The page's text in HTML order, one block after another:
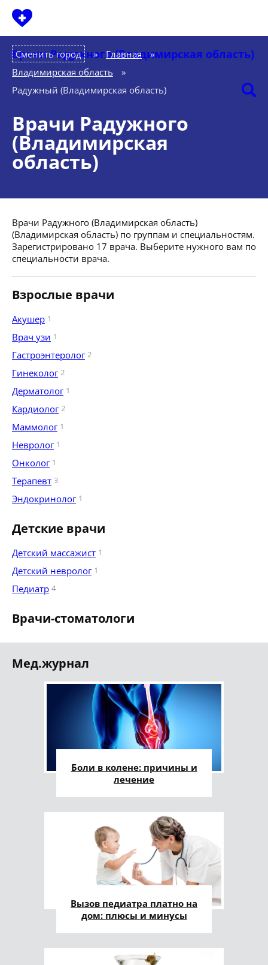
Врачи Радужного (Владимирская область)
Сменить город Главная
»
Владимирская область
»
Радужный (Владимирская область)
Врачи Радужного
(Владимирская
область)
Врачи Радужного (Владимирская область)
(Владимирская область) по группам и специальностям.
Зарегистрировано 17 врача. Выберите нужного вам по
специальности врача.
Взрослые врачи
Акушер 1
Врач узи 1
Гастроэнтеролог 2
Гинеколог 2
Дерматолог 1
Кардиолог 2
Маммолог 1
Невролог 1
Онколог 1
Терапевт 3
Эндокринолог 1
Детские врачи
Детский массажист 1
Детский невролог 1
Педиатр 4
Врачи-стоматологи
Мед.журнал
Боли в колене: причины и
лечение
Вызов педиатра платно на
дом: плюсы и минусы